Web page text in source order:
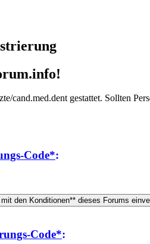
cand.med.dent gestattet. Sollten
Code*:
Code*: